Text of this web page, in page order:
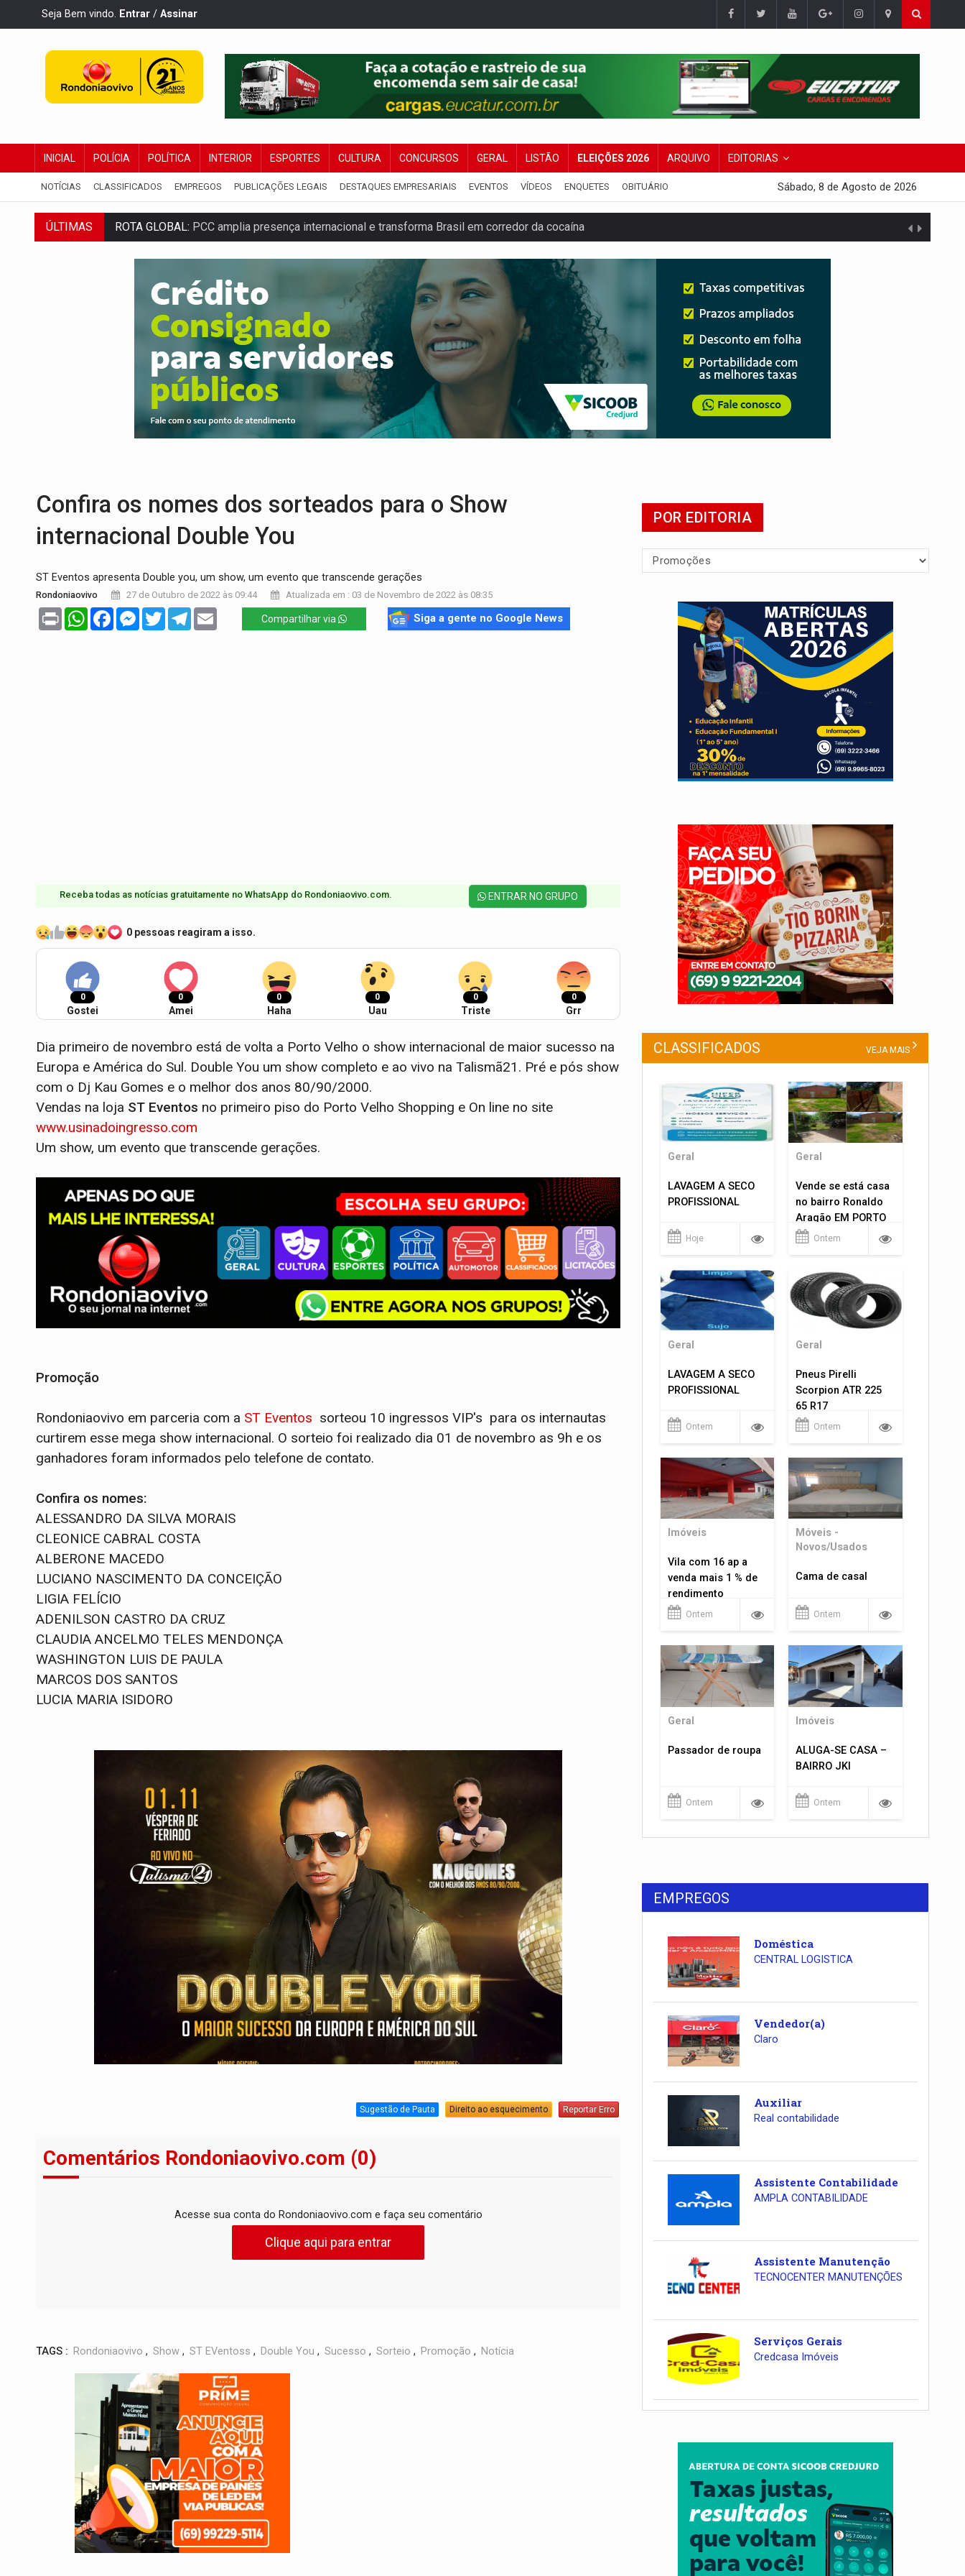
Seja Bem vindo. Entrar / Assinar
INICIAL POLÍCIA POLÍTICA INTERIOR ESPORTES CULTURA CONCURSOS GERAL LISTÃO ELEIÇÕES 2026 ARQUIVO EDITORIAS
NOTÍCIAS CLASSIFICADOS EMPREGOS PUBLICAÇÕES LEGAIS DESTAQUES EMPRESARIAIS EVENTOS VÍDEOS ENQUETES OBITUÁRIO Sábado, 8 de Agosto de 2026
ÚLTIMAS ROTA GLOBAL: PCC amplia presença internacional e transforma Brasil em corredor da cocaína
CONEXÃO RONDONIAOVIVO:Museólogo Antônio Ocampo conduz a história de uma ferrovia desgovernada
EXTENSÃO DE DANOS:Ferroviários pedem ao Iphan recuperação de área atingida por erosão na EFMM
VARIANDO O CARDÁPIO: Veja essa receita de carne assada para o almoço e o jantar
PREJUÍZO AOS ESTUDANTES:Greve dos professores em PVH é considerada ilegal pela Justiça
POSSESSÃO DE DEBORAH LOGAN:Terror mistura mistério e filmagens quase reais – Por Marcos Souza
TRANSPARÊNCIA:TCE reúne candidatos ao Governo e apresenta diagnóstico sobre RO
ELAS DECIDEM:Mulheres são maioria e representam 52% do eleitorado de Rondônia em 2026
Confira os nomes dos sorteados para o Show
internacional Double You
ST Eventos apresenta Double you, um show, um evento que transcende gerações
Rondoniaovivo 27 de Outubro de 2022 às 09:44 Atualizada em : 03 de Novembro de 2022 às 08:35
Print WhatsAppFacebookMessenger
TwitterTelegram Compartilhar via Siga a gente no Google News
Receba todas as notícias gratuitamente no WhatsApp do Rondoniaovivo.com.​ ENTRAR NO GRUPO
0 pessoas reagiram a isso.
0
Gostei
0
Amei
0
Haha
0
Uau
0
Triste
0
Grr
Dia primeiro de novembro está de volta a Porto Velho o show internacional de maior sucesso na
Europa e América do Sul. Double You um show completo e ao vivo na Talismã21. Pré e pós show
com o Dj Kau Gomes e o melhor dos anos 80/90/2000.
Vendas na loja ST Eventos no primeiro piso do Porto Velho Shopping e On line no site
www.usinadoingresso.com
Um show, um evento que transcende gerações.
Promoção
Rondoniaovivo em parceria com a ST Eventos sorteou 10 ingressos VIP's para os internautas
curtirem esse mega show internacional. O sorteio foi realizado dia 01 de novembro as 9h e os
ganhadores foram informados pelo telefone de contato.
Confira os nomes:
ALESSANDRO DA SILVA MORAIS
CLEONICE CABRAL COSTA
ALBERONE MACEDO
LUCIANO NASCIMENTO DA CONCEIÇÃO
LIGIA FELÍCIO
ADENILSON CASTRO DA CRUZ
CLAUDIA ANCELMO TELES MENDONÇA
WASHINGTON LUIS DE PAULA
MARCOS DOS SANTOS
LUCIA MARIA ISIDORO
Sugestão de Pauta Direito ao esquecimento Reportar Erro
Comentários Rondoniaovivo.com (0)
Acesse sua conta do Rondoniaovivo.com e faça seu comentário
Clique aqui para entrar
TAGS : Rondoniaovivo , Show , ST EVentoss , Double You , Sucesso , Sorteio , Promoção , Notícia
POR EDITORIA
CLASSIFICADOS VEJA MAIS
Geral
LAVAGEM A SECO
PROFISSIONAL
Hoje
Geral
Vende se está casa
no bairro Ronaldo
Aragão EM PORTO
VELHO RO.
Ontem
Geral
LAVAGEM A SECO
PROFISSIONAL
Ontem
Geral
Pneus Pirelli
Scorpion ATR 225
65 R17
Ontem
Imóveis
Vila com 16 ap a
venda mais 1 % de
rendimento
Ontem
Móveis -
Novos/Usados
Cama de casal
Ontem
Geral
Passador de roupa
Ontem
Imóveis
ALUGA-SE CASA –
BAIRRO JKI
Ontem
EMPREGOS
Doméstica
CENTRAL LOGISTICA
Vendedor(a)
Claro
Auxiliar
Real contabilidade
Assistente Contabilidade
AMPLA CONTABILIDADE
Assistente Manutenção
TECNOCENTER MANUTENÇÕES
Serviços Gerais
Credcasa Imóveis